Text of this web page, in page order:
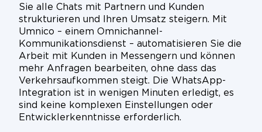
Sie alle Chats mit Partnern und Kunden
strukturieren und Ihren Umsatz steigern. Mit
Umnico – einem Omnichannel-
Kommunikationsdienst – automatisieren Sie die
Arbeit mit Kunden in Messengern und können
mehr Anfragen bearbeiten, ohne dass das
Verkehrsaufkommen steigt. Die WhatsApp-
Integration ist in wenigen Minuten erledigt, es
sind keine komplexen Einstellungen oder
Entwicklerkenntnisse erforderlich.